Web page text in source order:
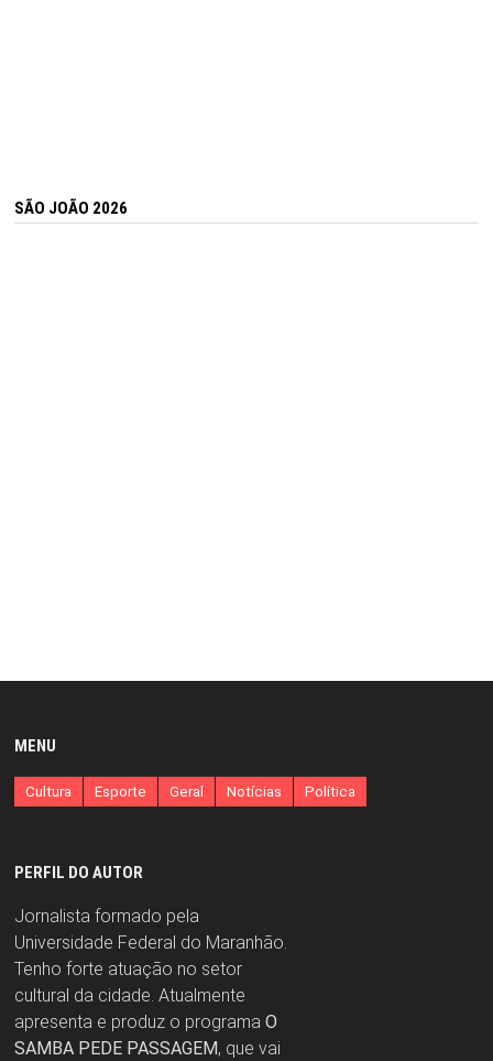
SÃO JOÃO 2026
MENU
Cultura Esporte Geral Notícias Política
PERFIL DO AUTOR
Jornalista formado pela
Universidade Federal do Maranhão.
Tenho forte atuação no setor
cultural da cidade. Atualmente
apresenta e produz o programa O
SAMBA PEDE PASSAGEM, que vai